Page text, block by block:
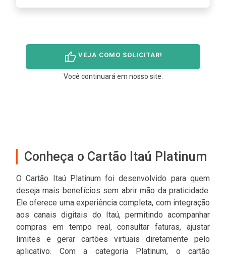
thumb_up VEJA COMO SOLICITAR!
Você continuará em nosso site.
Conheça o Cartão Itaú Platinum
O Cartão Itaú Platinum foi desenvolvido para quem
deseja mais benefícios sem abrir mão da praticidade.
Ele oferece uma experiência completa, com integração
aos canais digitais do Itaú, permitindo acompanhar
compras em tempo real, consultar faturas, ajustar
limites e gerar cartões virtuais diretamente pelo
aplicativo. Com a categoria Platinum, o cartão